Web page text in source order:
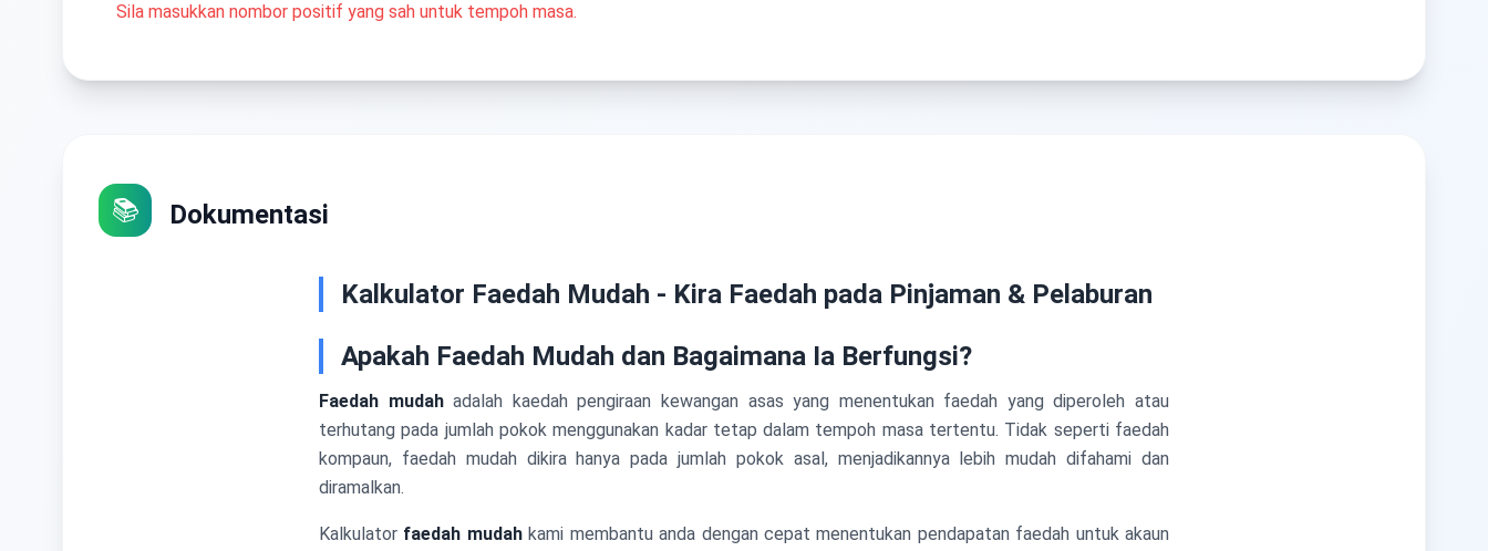
Sila masukkan nombor positif yang sah untuk tempoh masa.
📚 Dokumentasi
Kalkulator Faedah Mudah - Kira Faedah pada Pinjaman & Pelaburan
Apakah Faedah Mudah dan Bagaimana Ia Berfungsi?
Faedah mudahadalah kaedah pengiraan kewangan asas yang menentukan faedah yang diperoleh atau
terhutang pada jumlah pokok menggunakan kadar tetap dalam tempoh masa tertentu. Tidak seperti faedah
kompaun, faedah mudah dikira hanya pada jumlah pokok asal, menjadikannya lebih mudah difahami dan
diramalkan.
Kalkulator faedah mudahkami membantu anda dengan cepat menentukan pendapatan faedah untuk akaun